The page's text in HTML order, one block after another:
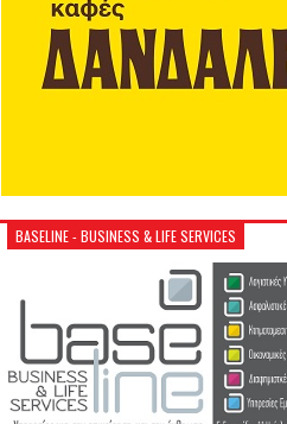
BASELINE - BUSINESS & LIFE SERVICES